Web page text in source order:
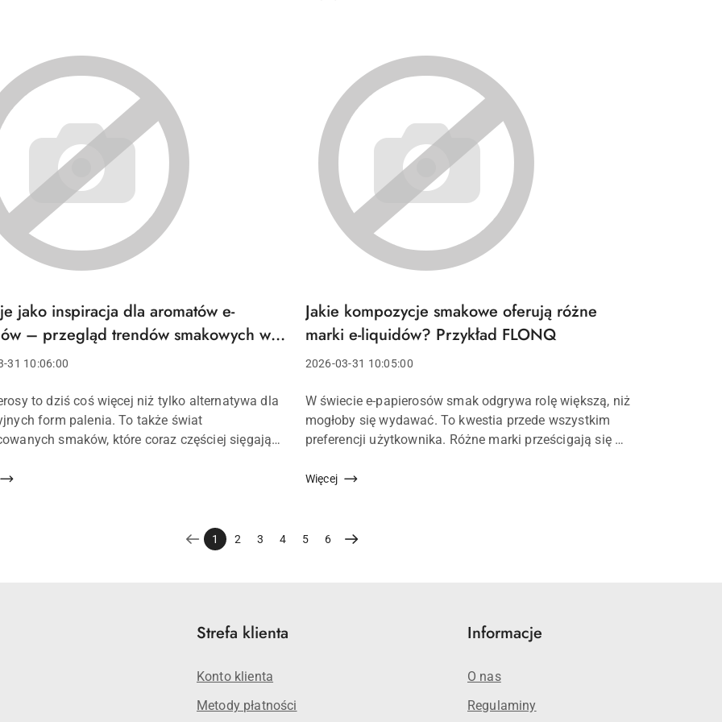
jako inspiracja dla aromatów e-
– przegląd trendów smakowych w
MerryMi
31 10:06:00
to dziś coś więcej niż tylko alternatywa dla
form palenia. To także świat
smaków, które coraz częściej sięgają
na myśl herbaty z miod...
Tytuł
artykułu:
Jakie kompozycje smakowe oferują różne
marki e-liquidów? Przykład FLONQ
Data
2026-03-31 10:05:00
Treść
artykułu:
W świecie e-papierosów smak odgrywa rolę większą, niż
mogłoby się wydawać. To kwestia przede wszystkim
preferencji użytkownika. Różne marki prześcigają się w
jednym z wyraźnych graczy na tym r...
Więcej
1 2 3 4 5 6
Strefa klienta
Konto klienta
Metody płatności
Informacje
O nas
Regulaminy